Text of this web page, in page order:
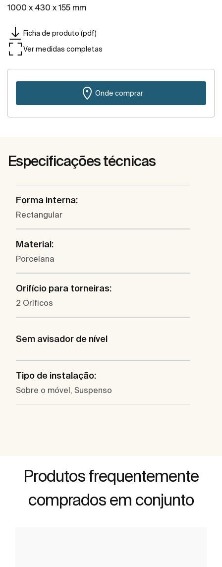
1000 x 430 x 155 mm
Ficha de produto (pdf)
Ver medidas completas
Onde comprar
Especificações técnicas
Forma interna:
Rectangular
Material:
Porcelana
Orifício para torneiras:
2 Oríficos
Sem avisador de nível
Tipo de instalação:
Sobre o móvel, Suspenso
Produtos frequentemente
comprados em conjunto